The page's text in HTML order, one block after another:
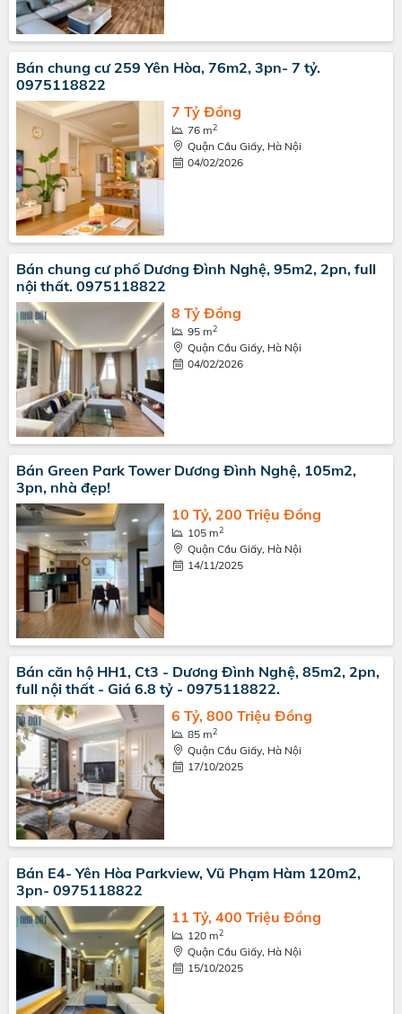
Bán chung cư 259 Yên Hòa, 76m2, 3pn- 7 tỷ.
0975118822
7 Tỷ Đồng
76 m2
Quận Cầu Giấy, Hà Nội
04/02/2026
Bán chung cư phố Dương Đình Nghệ, 95m2, 2pn, full
nội thất. 0975118822
8 Tỷ Đồng
95 m2
Quận Cầu Giấy, Hà Nội
04/02/2026
Bán Green Park Tower Dương Đình Nghệ, 105m2,
3pn, nhà đẹp!
10 Tỷ, 200 Triệu Đồng
105 m2
Quận Cầu Giấy, Hà Nội
14/11/2025
Bán căn hộ HH1, Ct3 - Dương Đình Nghệ, 85m2, 2pn,
full nội thất - Giá 6.8 tỷ - 0975118822.
6 Tỷ, 800 Triệu Đồng
85 m2
Quận Cầu Giấy, Hà Nội
17/10/2025
Bán E4- Yên Hòa Parkview, Vũ Phạm Hàm 120m2,
3pn- 0975118822
11 Tỷ, 400 Triệu Đồng
120 m2
Quận Cầu Giấy, Hà Nội
15/10/2025